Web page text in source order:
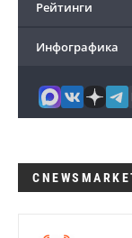
Рейтинги
Инфографика